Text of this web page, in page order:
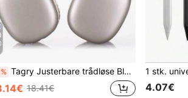
Tagry Justerbare trådløse Bluetooth-hovedtelefoner, velegnet til smartphone/computer/tablet, sølv
18.41€ 4.07€